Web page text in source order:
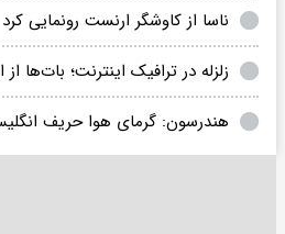
ناسا از کاوشگر ارنست رونمایی کرد
زلزله در ترافیک اینترنت؛ بات‌ها
هندرسون: گرمای هوا حریف